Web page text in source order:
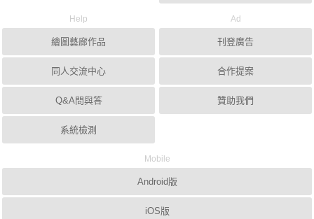
Help
繪圖藝廊作品
同人交流中心
Q&A問與答
系統檢測
Ad
刊登廣告
合作提案
贊助我們
Mobile
Android版
iOS版